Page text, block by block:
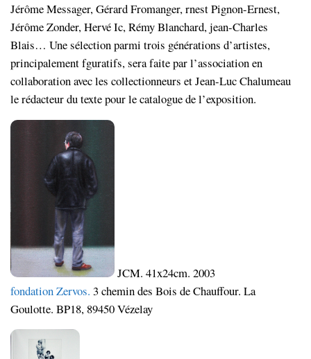
Jérôme Messager, Gérard Fromanger, rnest Pignon-Ernest,
Jérôme Zonder, Hervé Ic, Rémy Blanchard, jean-Charles
Blais… Une sélection parmi trois générations d’artistes,
principalement fguratifs, sera faite par l’association en
collaboration avec les collectionneurs et Jean-Luc Chalumeau
le rédacteur du texte pour le catalogue de l’exposition.
JCM. 41x24cm. 2003
fondation Zervos. 3 chemin des Bois de Chauffour. La
Goulotte. BP18, 89450 Vézelay